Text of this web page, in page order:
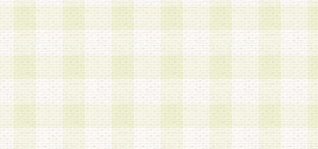
す。なお、これら事項以外の目的で個人情報を利
かじめ会員の同意を得たうえで利用するものとし
a.本サービスの実施または運営
b.本サービスに係る謝礼、景品、調査サンプル品
c.会員からの電話、メール等の問い合わせなどへ
d.その他これらに付随する業務
2.当社は、会員個人を識別することのできる情報